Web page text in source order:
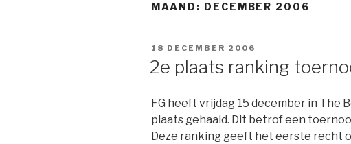
MAAND: DECEMBER 2006
GEPLAATST
18 DECEMBER 2006
2e plaats ranking
FG heeft vrijdag 15 december in The
plaats gehaald. Dit betrof een
Deze ranking geeft het eerste recht